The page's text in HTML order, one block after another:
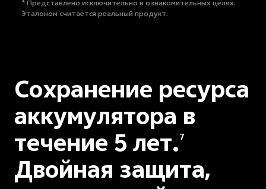
* Представлено исключительно в ознакомительных целях.
Эталоном считается реальный продукт.
Сохранение ресурса
аккумулятора в
течение 5 лет.7
Двойная защита,